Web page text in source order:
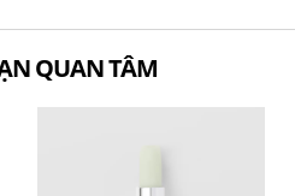
QUAN TÂM